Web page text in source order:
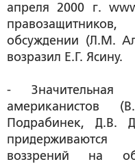
апреля 2000 г.
обсуждении (Л.М.
возразил Е.Г. Ясину.
- Значительная
американистов
Подрабинек, Д.В.
придерживаются
воззрений на